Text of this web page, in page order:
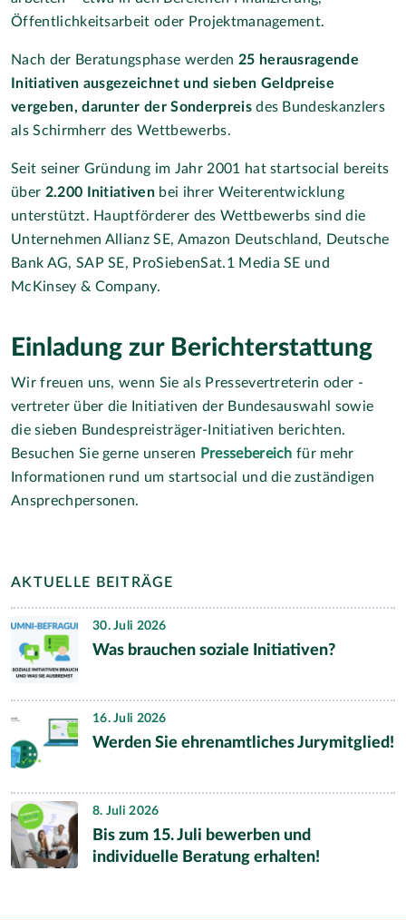
Öffentlichkeitsarbeit oder Projektmanagement.
Nach der Beratungsphase werden 25 herausragende
Initiativen ausgezeichnet und sieben Geldpreise
vergeben, darunter der Sonderpreisdes Bundeskanzlers
als Schirmherr des Wettbewerbs.
Seit seiner Gründung im Jahr 2001 hat startsocial bereits
über 2.200 Initiativen bei ihrer Weiterentwicklung
unterstützt. Hauptförderer des Wettbewerbs sind die
Unternehmen Allianz SE, Amazon Deutschland, Deutsche
Bank AG, SAP SE, ProSiebenSat.1 Media SE und
McKinsey & Company.
Einladung zur Berichterstattung
Wir freuen uns, wenn Sie als Pressevertreterin oder -
vertreter über die Initiativen der Bundesauswahl sowie
die sieben Bundespreisträger-Initiativen berichten.
Besuchen Sie gerne unseren Pressebereich für mehr
Informationen rund um startsocial und die zuständigen
Ansprechpersonen.
AKTUELLE BEITRÄGE
30. Juli 2026
Was brauchen soziale Initiativen?
16. Juli 2026
Werden Sie ehrenamtliches Jurymitglied!
8. Juli 2026
Bis zum 15. Juli bewerben und
individuelle Beratung erhalten!